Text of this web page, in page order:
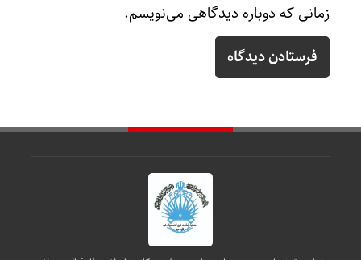
زمانی که دوباره دیدگاهی می‌نویسم.